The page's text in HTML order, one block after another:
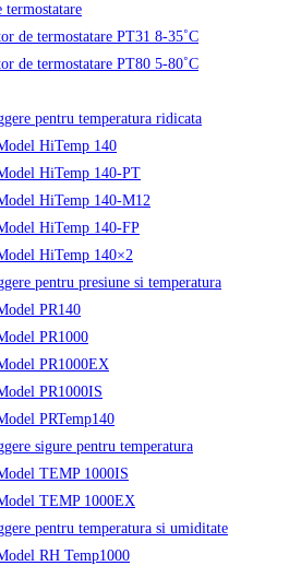
termostatare
de termostatare PT31 8-35˚C
de termostatare PT80 5-80˚C
pentru temperatura ridicata
HiTemp 140
HiTemp 140-PT
HiTemp 140-M12
HiTemp 140-FP
HiTemp 140×2
pentru presiune si temperatura
PR140
PR1000
PR1000EX
PR1000IS
PRTemp140
sigure pentru temperatura
TEMP 1000IS
TEMP 1000EX
pentru temperatura si umiditate
RH Temp1000